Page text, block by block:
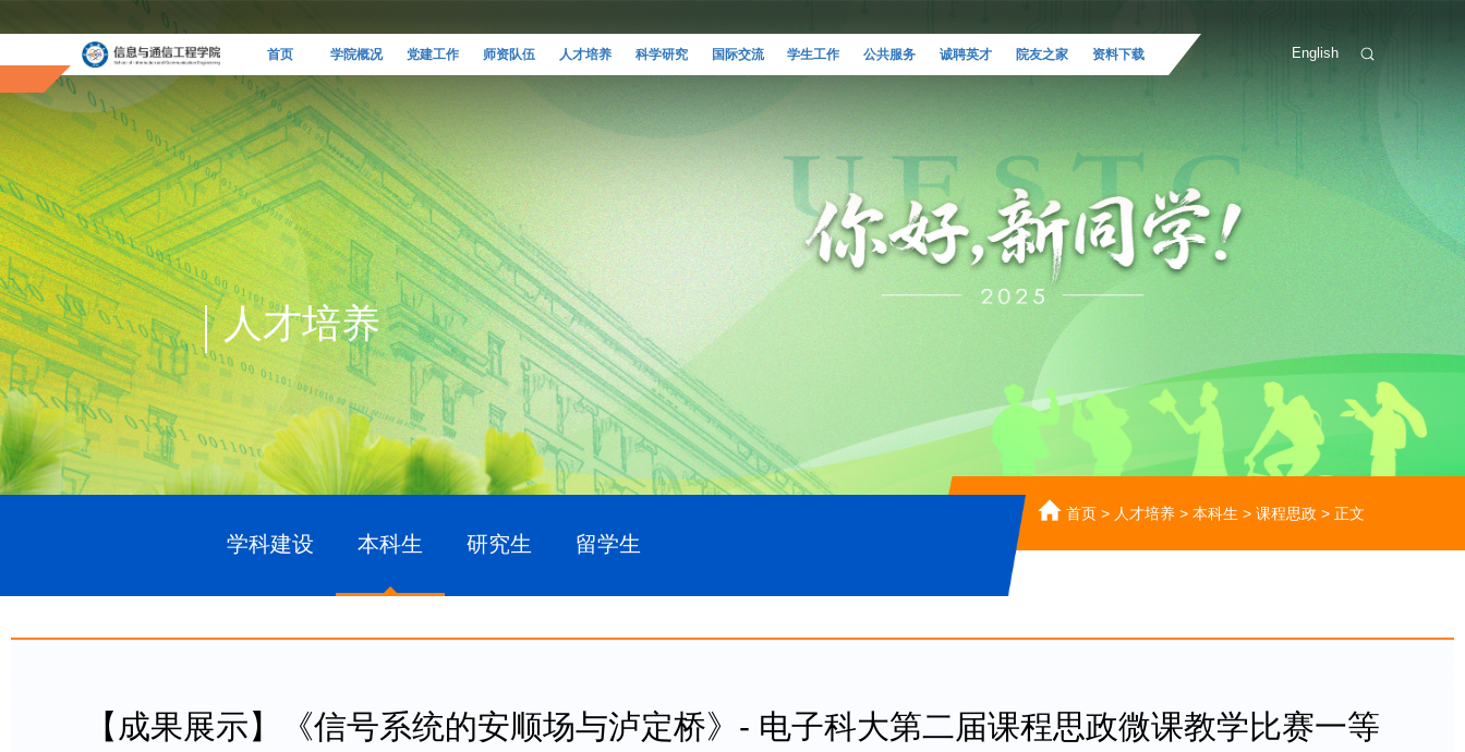
首页 学院概况 党建工作 师资队伍 人才培养 科学研究 国际交流 学生工作 公共服务 诚聘英才 院友之家 资料下载 English
人才培养
首页 > 人才培养 > 本科生 > 课程思政 > 正文
学科建设 本科生 研究生 留学生
【成果展示】《信号系统的安顺场与泸定桥》- 电子科大第二届课程思政微课教学比赛一等